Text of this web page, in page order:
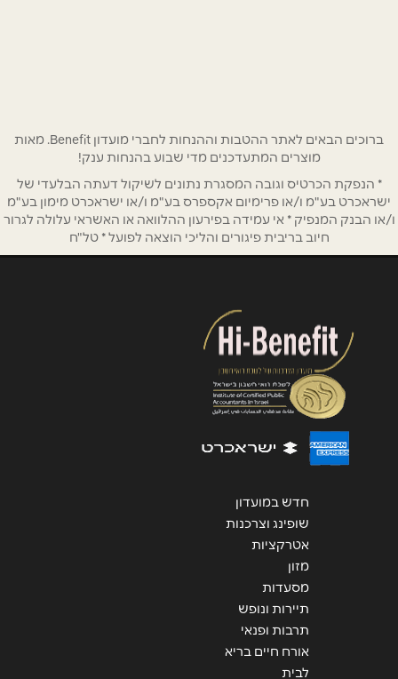
נושא*
שליחה
ברוכים הבאים לאתר ההטבות וההנחות לחברי מועדון Benefit. מאות
מוצרים המתעדכנים מדי שבוע בהנחות ענק!
* הנפקת הכרטיס וגובה המסגרת נתונים לשיקול דעתה הבלעדי של
ישראכרט בע"מ ו/או פרימיום אקספרס בע"מ ו/או ישראכרט מימון בע"מ
ו/או הבנק המנפיק * אי עמידה בפירעון ההלוואה או האשראי עלולה לגרור
חיוב בריבית פיגורים והליכי הוצאה לפועל * טל"ח
חדש במועדון
שופינג וצרכנות
אטרקציות
מזון
מסעדות
תיירות ונופש
תרבות ופנאי
אורח חיים בריא
לבית